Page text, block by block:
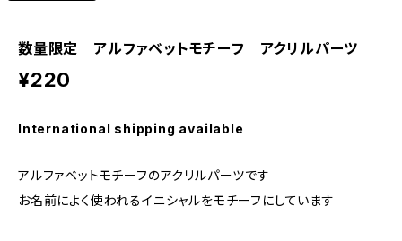
数量限定 アルファベットモチーフ アクリルパーツ
¥220
International shipping available
アルファベットモチーフのアクリルパーツです
お名前によく使われるイニシャルをモチーフにしています